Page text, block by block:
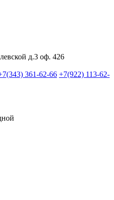
д.3 оф. 426
361-62-66 +7(922) 113-62-